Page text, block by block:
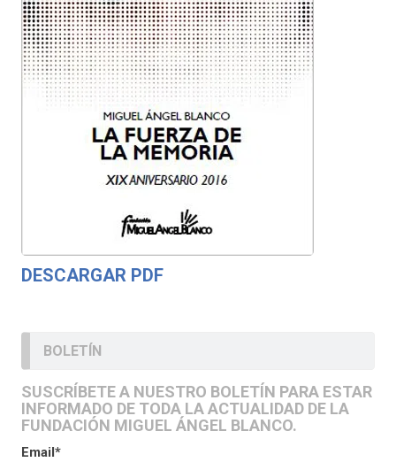
DESCARGAR PDF
BOLETÍN
SUSCRÍBETE A NUESTRO BOLETÍN PARA ESTAR
INFORMADO DE TODA LA ACTUALIDAD DE LA
FUNDACIÓN MIGUEL ÁNGEL BLANCO.
Email*